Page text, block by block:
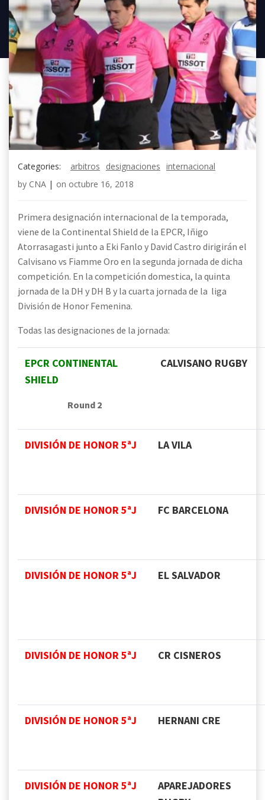
Categories: arbitros designaciones internacional
by CNA | on octubre 16, 2018
Primera designación internacional de la temporada,
viene de la Continental Shield de la EPCR, Iñigo
Atorrasagasti junto a Eki Fanlo y David Castro dirigirán el
Calvisano vs Fiamme Oro en la segunda jornada de dicha
competición. En la competición domestica, la quinta
jornada de la DH y DH B y la cuarta jornada de la liga
División de Honor Femenina.
Todas las designaciones de la jornada:
EPCR CONTINENTAL
SHIELD
Round 2
CALVISANO RUGBY
DIVISIÓN DE HONOR 5ªJ LA VILA
DIVISIÓN DE HONOR 5ªJ FC BARCELONA
DIVISIÓN DE HONOR 5ªJ EL SALVADOR
DIVISIÓN DE HONOR 5ªJ CR CISNEROS
DIVISIÓN DE HONOR 5ªJ HERNANI CRE
DIVISIÓN DE HONOR 5ªJ
APAREJADORES